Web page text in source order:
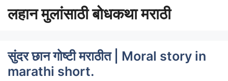
लहान मुलांसाठी बोधकथा मराठी
सुंदर छान गोष्टी मराठीत | Moral story in
marathi short.